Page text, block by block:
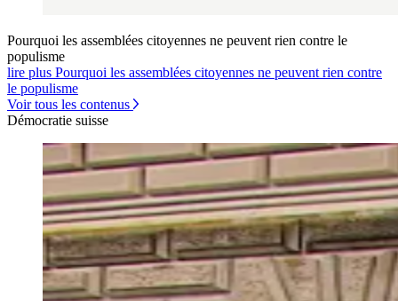
Pourquoi les assemblées citoyennes ne peuvent rien contre le
populisme
lire plus Pourquoi les assemblées citoyennes ne peuvent rien contre
le populisme
Voir tous les contenus
Démocratie suisse